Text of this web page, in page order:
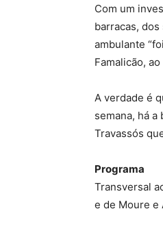
Com um
barracas,
ambulante
Famalicão,
A verdade é
semana, há
Travassós
Programa
Transversal
e de Moure e